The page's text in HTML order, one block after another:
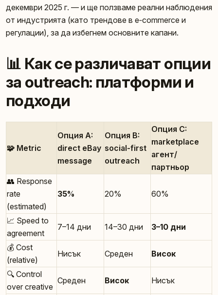
декември 2025 г. — и ще ползваме реални наблюдения
от индустрията (като трендове в e‑commerce и
регулации), за да избегнем основните капани.
📊 Как се различават опции
за outreach: платформи и
подходи
🧩 Metric
Опция A:
direct eBay
message
Опция B:
social-first
outreach
Опция C:
marketplace
агент/
партньор
👥 Response
rate
(estimated)
35% 20% 60%
📈 Speed to
agreement
7–14 дни 14–30 дни 3–10 дни
💰 Cost
(relative)
Нисък Среден Висок
🔍 Control
over creative
Среден Висок Нисък